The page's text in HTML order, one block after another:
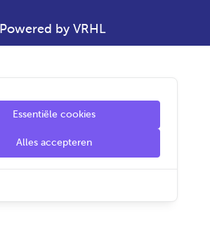
Powered by VRHL
Essentiële cookies
Alles accepteren